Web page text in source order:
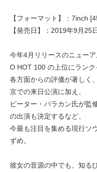
【フォーマット】：7inch
【発売日】：2019年9月25
今年4月リリースのニュー
O HOT 100 の上位にランク
各方面からの評価が著しく
京での来日公演に加え、
ピーター・バラカン氏が監
の出演も決定するなど、
今最も注目を集める現行ソ
ずめ。
彼女の音源の中でも、知る